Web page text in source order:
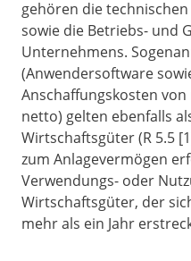
gehören die
sowie die Betriebs- und
Unternehmens.
(Anwendersoftware
Anschaffungskosten
netto) gelten ebenfalls
Wirtschaftsgüter (R 5.5
zum Anlagevermögen
Verwendungs- oder
Wirtschaftsgüter, der
mehr als ein Jahr